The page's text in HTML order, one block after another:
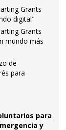
Grants
digital"
Grants
mundo más
de
para
para
y